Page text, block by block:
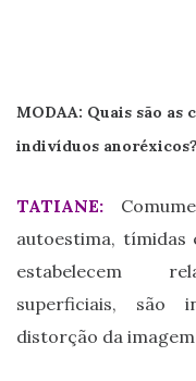
MODAA: Quais são
indivíduos anoréxicos?
TATIANE:
autoestima, tímidas
estabelecem
superficiais, são
distorção da